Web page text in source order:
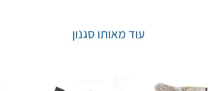
עוד מאותו סגנון